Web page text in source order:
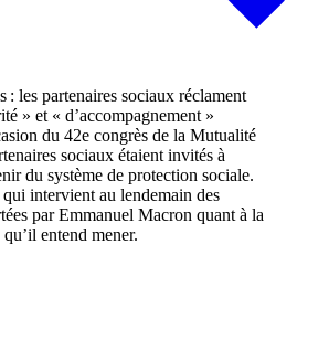
du 42e congrès de la Mutualité
sociaux étaient invités à
du système de protection sociale.
intervient au lendemain des
par Emmanuel Macron quant à la
entend mener.